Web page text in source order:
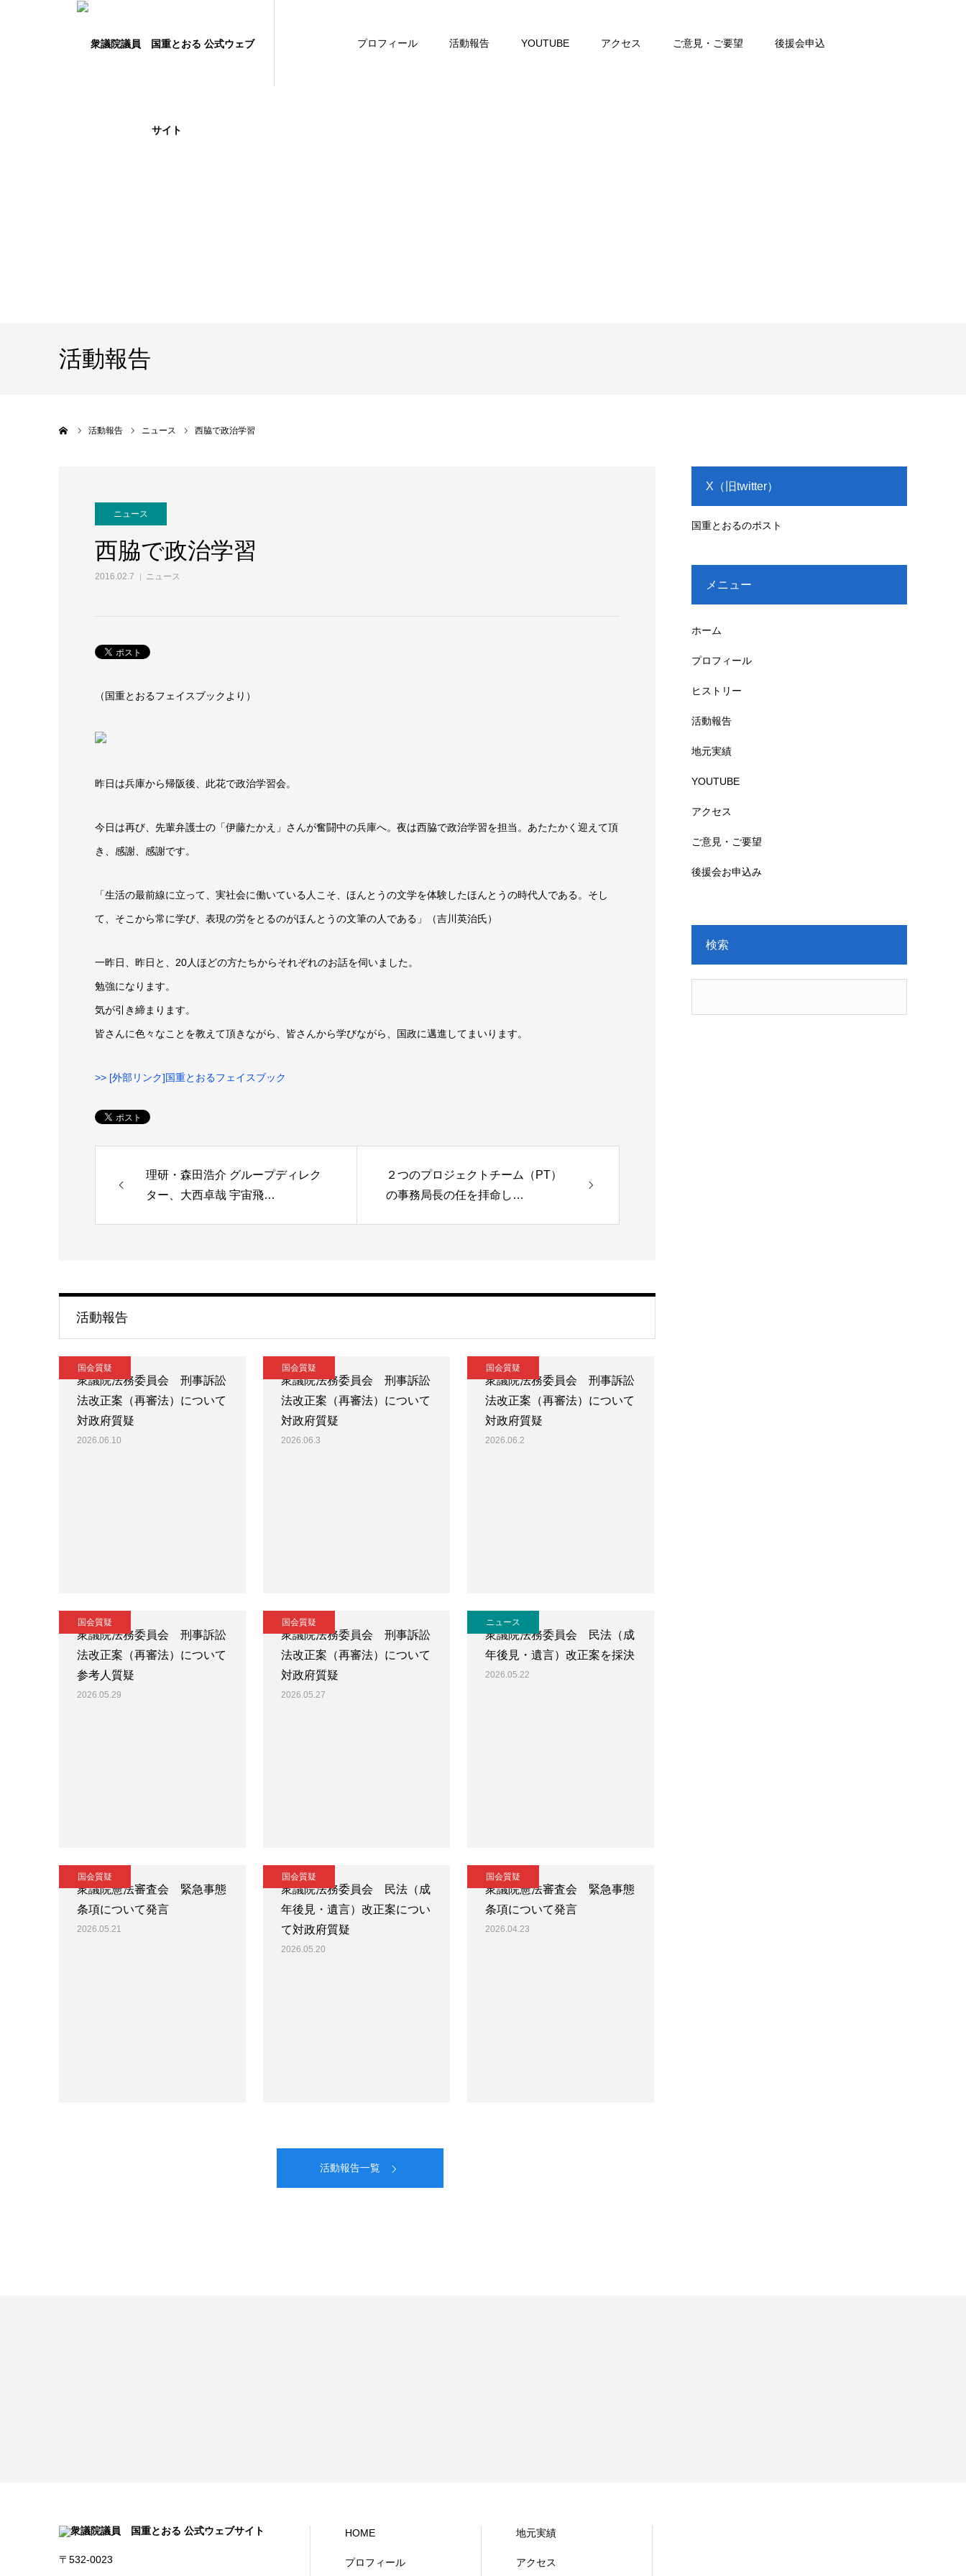
プロフィール 活動報告 YOUTUBE アクセス ご意見・ご要望 後援会申込
活動報告
活動報告 ニュース 西脇で政治学習
ニュース
西脇で政治学習
2016.02.7 ニュース
（国重とおるフェイスブックより）
昨日は兵庫から帰阪後、此花で政治学習会。
今日は再び、先輩弁護士の「伊藤たかえ」さんが奮闘中の兵庫へ。夜は西脇で政治学習を担当。あたたかく迎えて頂
き、感謝、感謝です。
「生活の最前線に立って、実社会に働いている人こそ、ほんとうの文学を体験したほんとうの時代人である。そし
て、そこから常に学び、表現の労をとるのがほんとうの文筆の人である」（吉川英治氏）
一昨日、昨日と、20人ほどの方たちからそれぞれのお話を伺いました。
勉強になります。
気が引き締まります。
皆さんに色々なことを教えて頂きながら、皆さんから学びながら、国政に邁進してまいります。
>> [外部リンク]国重とおるフェイスブック
理研・森田浩介 グループディレク
ター、大西卓哉 宇宙飛…
２つのプロジェクトチーム（PT）
の事務局長の任を拝命し…
活動報告
国会質疑
衆議院法務委員会 刑事訴訟
法改正案（再審法）について
対政府質疑
2026.06.10
国会質疑
衆議院法務委員会 刑事訴訟
法改正案（再審法）について
対政府質疑
2026.06.3
国会質疑
衆議院法務委員会 刑事訴訟
法改正案（再審法）について
対政府質疑
2026.06.2
国会質疑
衆議院法務委員会 刑事訴訟
法改正案（再審法）について
参考人質疑
2026.05.29
国会質疑
衆議院法務委員会 刑事訴訟
法改正案（再審法）について
対政府質疑
2026.05.27
ニュース
衆議院法務委員会 民法（成
年後見・遺言）改正案を採決
2026.05.22
国会質疑
衆議院憲法審査会 緊急事態
条項について発言
2026.05.21
国会質疑
衆議院法務委員会 民法（成
年後見・遺言）改正案につい
て対政府質疑
2026.05.20
国会質疑
衆議院憲法審査会 緊急事態
条項について発言
2026.04.23
活動報告一覧
X（旧twitter）
国重とおるのポスト
メニュー
ホーム
プロフィール
ヒストリー
活動報告
地元実績
YOUTUBE
アクセス
ご意見・ご要望
後援会お申込み
検索
〒532-0023
HOME
プロフィール
地元実績
アクセス